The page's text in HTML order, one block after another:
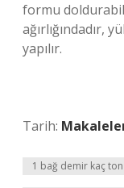
formu
ağırlığındadır,
yapılır.
Tarih:
1 bağ demir kaç ton